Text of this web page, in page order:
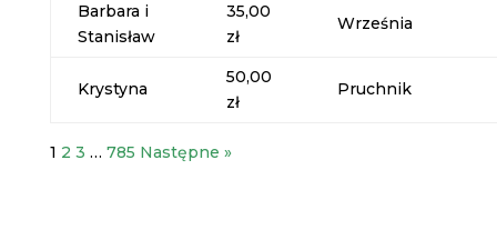
Barbara i
Stanisław
35,00
zł
Września
Krystyna
50,00
zł
Pruchnik
1 2 3 … 785 Następne »